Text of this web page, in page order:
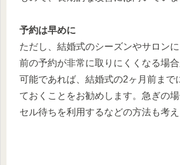
予約は早めに
ただし、結婚式のシーズンやサロン
前の予約が非常に取りにくくなる場合
可能であれば、結婚式の2ヶ月前まで
ておくことをお勧めします。急ぎの
セル待ちを利用するなどの方法も考え